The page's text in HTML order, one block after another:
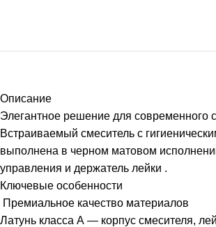
Описание
Элегантное решение для современного
Встраиваемый смеситель с
выполнена в черном матовом
управления и держатель лейки .
Ключевые особенности
️ Премиальное качество материалов
Латунь класса А — корпус смесителя,